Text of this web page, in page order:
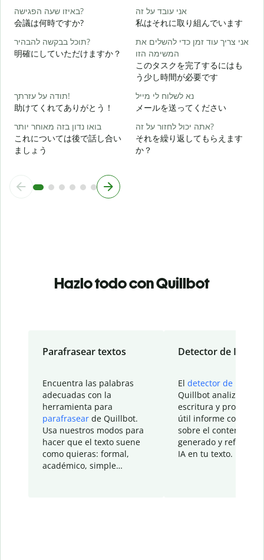
באיזו שעה הפגישה?
会議は何時ですか?
אני עובד על זה
私はそれに取り組んでいます
תוכל בבקשה להבהיר?
明確にしていただけますか？
אני צריך עוד זמן כדי להשלים את
המשימה הזו
このタスクを完了するにはも
う少し時間が必要です
תודה על עזרתך!
助けてくれてありがとう！
נא לשלוח לי מייל
メールを送ってください
בואו נדון בזה מאוחר יותר
これについては後で話し合い
ましょう
אתה יכול לחזור על זה?
それを繰り返してもらえます
か？
Hazlo todo con Quillbot
Parafrasear textos
Encuentra las palabras
adecuadas con la
herramienta para
parafrasear de Quillbot.
Usa nuestros modos para
hacer que el texto suene
como quieras: formal,
académico, simple…
Detector de IA
El detector de IA
Quillbot analiza tu
escritura y
útil informe con
sobre el contenido
generado y refinado
IA en tu texto.